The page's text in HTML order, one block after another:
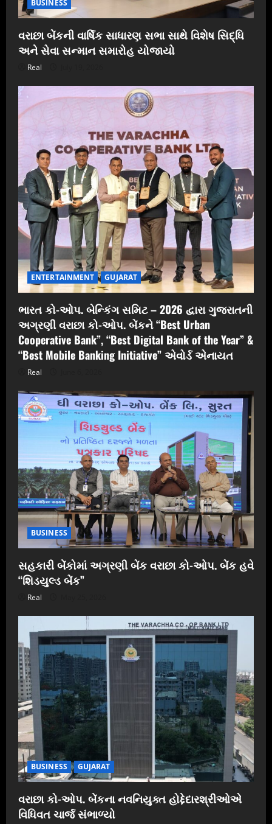
BUSINESS
વરાછા બેંકની વાર્ષિક સાધારણ સભા સાથે વિશેષ સિદ્ધિ
અને સેવા સન્માન સમારોહ યોજાયો
Real
ENTERTAINMENT GUJARAT
ભારત કો-ઓપ. બેન્કિંગ સમિટ – 2026 દ્વારા ગુજરાતની
અગ્રણી વરાછા કો-ઓપ. બેંકને “Best Urban
Cooperative Bank”, “Best Digital Bank of the Year” &
“Best Mobile Banking Initiative” એવોર્ડ એનાયત
Real
BUSINESS
સહકારી બેંકોમાં અગ્રણી બેંક વરાછા કો-ઓપ. બેંક હવે
“શિડયુલ્ડ બેંક”
Real
BUSINESS GUJARAT
વરાછા કો-ઓપ. બેંકના નવનિયુક્ત હોદ્દેદારશ્રીઓએ
વિધિવત ચાર્જ સંભાળ્યો